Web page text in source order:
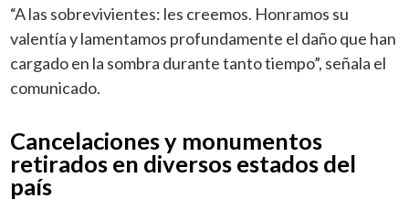
“A las sobrevivientes: les creemos. Honramos su
valentía y lamentamos profundamente el daño que han
cargado en la sombra durante tanto tiempo”, señala el
comunicado.
Cancelaciones y monumentos
retirados en diversos estados del
país